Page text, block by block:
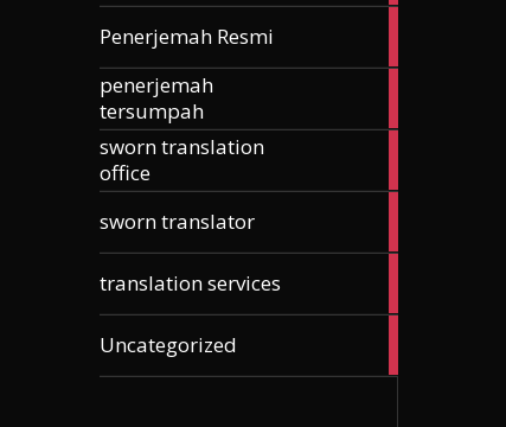
Penerjemah Resmi
penerjemah
tersumpah
sworn translation
office
sworn translator
translation services
Uncategorized